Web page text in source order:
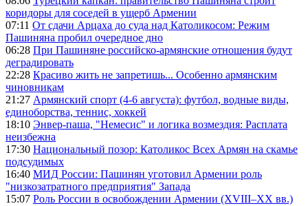
коридоры для соседей в ущерб Армении
07:11 От сдачи Арцаха до суда над Католикосом: Режим
Пашиняна пробил очередное дно
06:28 При Пашиняне российско-армянские отношения будут
деградировать
22:28 Красиво жить не запретишь... Особенно армянским
чиновникам
21:27 Армянский спорт (4-6 августа): футбол, водные виды,
единоборства, теннис, хоккей
18:10 Энвер-паша, "Немесис" и логика возмездия: Расплата
неизбежна
17:30 Национальный позор: Католикос Всех Армян на скамье
подсудимых
16:40 МИД России: Пашинян уготовил Армении роль
"низкозатратного предприятия" Запада
15:07 Роль России в освобождении Армении (XVIII–XX вв.)